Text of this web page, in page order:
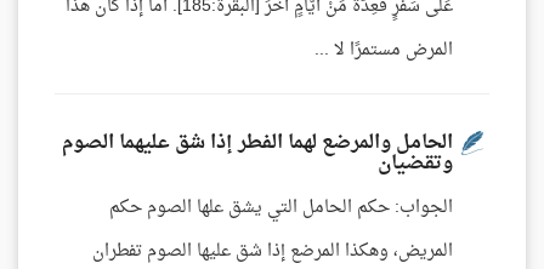
عَلَى سَفَرٍ فَعِدَّةٌ مِّنْ أَيَّامٍ أُخَرَ [البقرة:185]. أما إذا كان هذا
المرض مستمرًا لا ...
الحامل والمرضع لهما الفطر إذا شق عليهما الصوم
وتقضيان
الجواب: حكم الحامل التي يشق علها الصوم حكم
المريض، وهكذا المرضع إذا شق عليها الصوم تفطران